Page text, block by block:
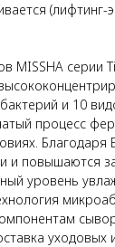
MISSHA серии
и 10
процесс
Благодаря
и повышаются
уровень
уходовых